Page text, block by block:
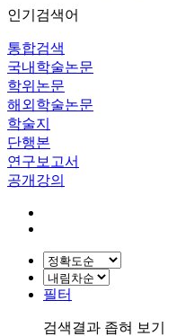
인기검색어
통합검색
국내학술논문
학위논문
해외학술논문
학술지
단행본
연구보고서
공개강의
필터
검색결과 좁혀 보기